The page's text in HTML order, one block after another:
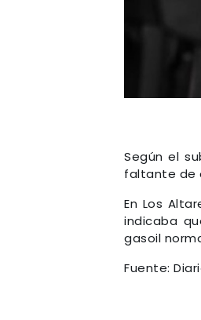
Según el
faltante de
En Los
indicaba
gasoil
Fuente: